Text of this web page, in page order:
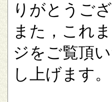
りがとうご
また，これ
ジをご覧頂
し上げます。